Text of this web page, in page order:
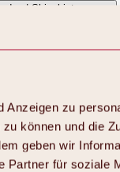
Anzeigen zu
können und die
geben wir
Partner für soziale
| Skigebiete